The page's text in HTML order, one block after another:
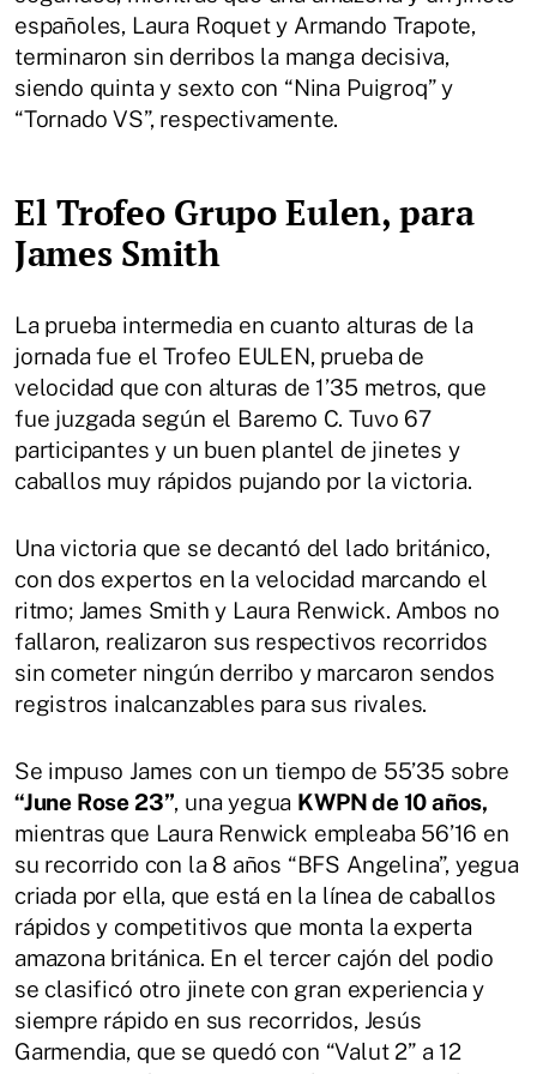
españoles, Laura Roquet y Armando Trapote,
terminaron sin derribos la manga decisiva,
siendo quinta y sexto con “Nina Puigroq” y
“Tornado VS”, respectivamente.
El Trofeo Grupo Eulen, para
James Smith
La prueba intermedia en cuanto alturas de la
jornada fue el Trofeo EULEN, prueba de
velocidad que con alturas de 1’35 metros, que
fue juzgada según el Baremo C. Tuvo 67
participantes y un buen plantel de jinetes y
caballos muy rápidos pujando por la victoria.
Una victoria que se decantó del lado británico,
con dos expertos en la velocidad marcando el
ritmo; James Smith y Laura Renwick. Ambos no
fallaron, realizaron sus respectivos recorridos
sin cometer ningún derribo y marcaron sendos
registros inalcanzables para sus rivales.
Se impuso James con un tiempo de 55’35 sobre
“June Rose 23”, una yegua KWPN de 10 años,
mientras que Laura Renwick empleaba 56’16 en
su recorrido con la 8 años “BFS Angelina”, yegua
criada por ella, que está en la línea de caballos
rápidos y competitivos que monta la experta
amazona británica. En el tercer cajón del podio
se clasificó otro jinete con gran experiencia y
siempre rápido en sus recorridos, Jesús
Garmendia, que se quedó con “Valut 2” a 12